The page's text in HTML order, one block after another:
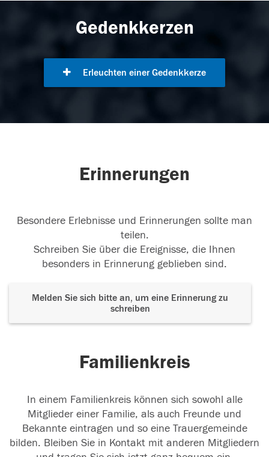
Gedenkkerzen
Erleuchten einer Gedenkkerze
Erinnerungen
Besondere Erlebnisse und Erinnerungen sollte man
teilen.
Schreiben Sie über die Ereignisse, die Ihnen
besonders in Erinnerung geblieben sind.
Melden Sie sich bitte an, um eine Erinnerung zu
schreiben
Familienkreis
In einem Familienkreis können sich sowohl alle
Mitglieder einer Familie, als auch Freunde und
Bekannte eintragen und so eine Trauergemeinde
bilden. Bleiben Sie in Kontakt mit anderen Mitgliedern